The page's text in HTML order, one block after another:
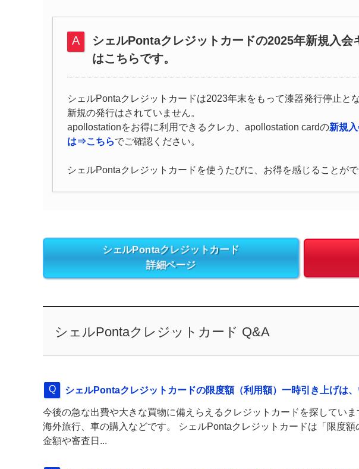
シェルPontaクレジットカードの2025年新規入会
はこちらです。
シェルPontaクレジットカードは2023年末をもって漆器発行停止と
新規の発行はされていません。
apollostationをお得に利用できるクレカ、apollostation cardの新規
は⇒こちらでご確認ください。
シェルPontaクレジットカードを使うたびに、お得を感じることがで
シェルPontaクレジットカード
詳細ページ
シェルPontaクレジットカード Q&A
シェルPontaクレジットカードの限度額（利用額）一時引き上げは
今後の急な出費や大きな買物に備えらえるクレジットカードを探してい
海外旅行、車の購入などです。 シェルPontaクレジットカードは「限度
金額や審査日...